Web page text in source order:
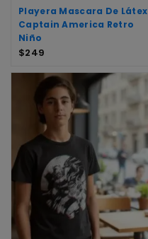
Playera Mascara De Látex
Captain America Retro
Niño
$249